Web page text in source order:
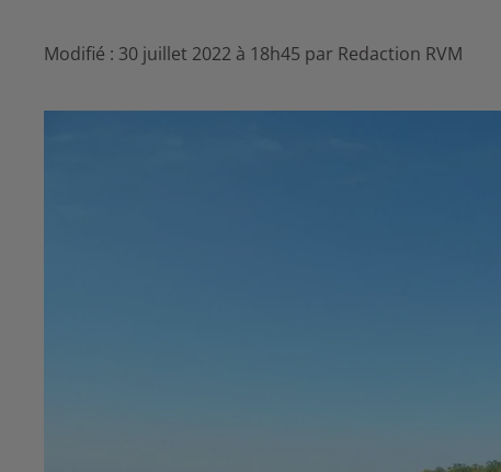
Modifié : 30 juillet 2022 à 18h45 par Redaction RVM